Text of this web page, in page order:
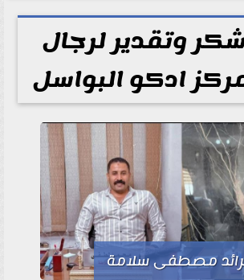
وتقدير لرجال
ادكو البواسل
مصطفى سلامة